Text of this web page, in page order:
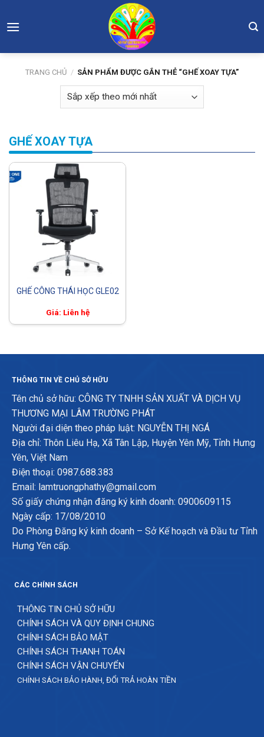
to
TRANG CHỦ / SẢN PHẨM ĐƯỢC GẮN THẺ “GHẾ XOAY TỰA”
GHẾ XOAY TỰA
GHẾ CÔNG THÁI HỌC GLE02
Giá: Liên hệ
THÔNG TIN VỀ CHỦ SỞ HỮU
Tên chủ sở hữu: CÔNG TY TNHH SẢN XUẤT VÀ DỊCH VỤ
THƯƠNG MẠI LÂM TRƯỜNG PHÁT
Người đại diện theo pháp luật: NGUYỄN THỊ NGÁ
Địa chỉ: Thôn Liêu Hạ, Xã Tân Lập, Huyện Yên Mỹ, Tỉnh Hưng
Yên, Việt Nam
Điện thoại: 0987.688.383
Email: lamtruongphathy@gmail.com
Số giấy chứng nhận đăng ký kinh doanh: 0900609115
Ngày cấp: 17/08/2010
Do Phòng Đăng ký kinh doanh – Sở Kế hoạch và Đầu tư Tỉnh
Hưng Yên cấp.
CÁC CHÍNH SÁCH
THÔNG TIN CHỦ SỞ HỮU
CHÍNH SÁCH VÀ QUY ĐỊNH CHUNG
CHÍNH SÁCH BẢO MẬT
CHÍNH SÁCH THANH TOÁN
CHÍNH SÁCH VẬN CHUYỂN
CHÍNH SÁCH BẢO HÀNH, ĐỔI TRẢ HOÀN TIỀN